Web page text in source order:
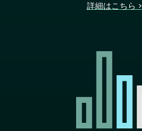
詳細はこちら >